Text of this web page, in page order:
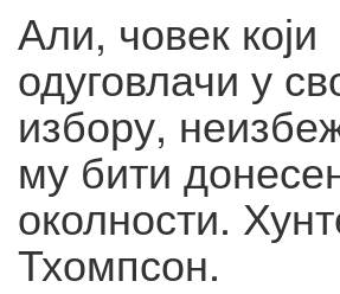
Али, човек који
одуговлачи у
избору,
му бити
околности.
Тхомпсон.